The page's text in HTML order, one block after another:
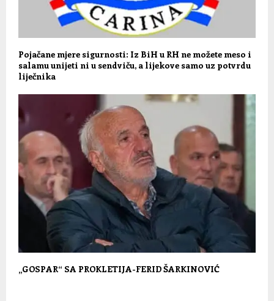
Pojačane mjere sigurnosti: Iz BiH u RH ne možete meso i
salamu unijeti ni u sendviču, a lijekove samo uz potvrdu
liječnika
„GOSPAR“ SA PROKLETIJA-FERID ŠARKINOVIĆ